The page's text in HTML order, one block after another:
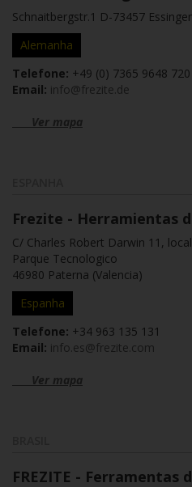
Schnaitbergstr.1 D-73457
Alemanha
Telefone: +49 (0) 7365 9648 720
Email: info@frezite.de
Ver mapa
Frezite - Herramientas
C/ Charles Robert Darwin 11,
Parque Tecnologico
46980 Paterna (Valencia)
Espanha
Telefone: +34 963 135 131
Email: info.es@frezite.com
Ver mapa
FREZITE - Ferramentas